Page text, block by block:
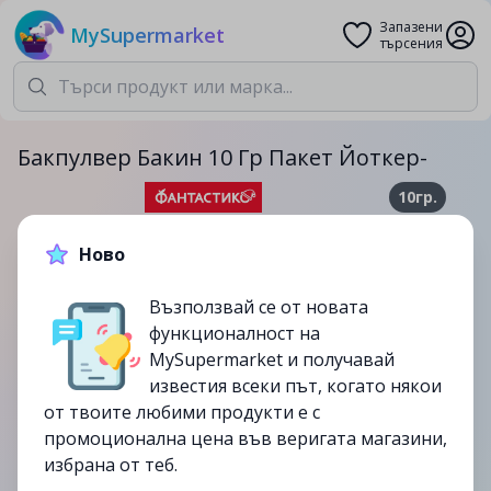
MySupermarket
Запазени
търсения
Бакпулвер Бакин 10 Гр Пакет Йоткер-
10гр.
0.25лв.
10/09
Ново
Възползвай се от новата
функционалност на
MySupermarket и получавай
известия всеки път, когато някои
от твоите любими продукти е с
промоционална цена във веригата магазини,
избрана от теб.